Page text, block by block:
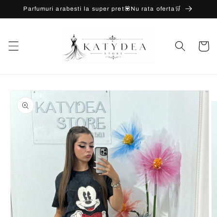
Salt la
conținut
Parfumuri arabesti la super pret💟Nu rata oferta🛒
Coș
informațiile
despre
produs